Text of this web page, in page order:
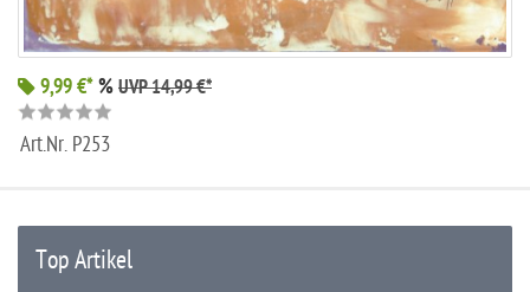
9,99 €*% UVP 14,99 €*
Art.Nr. P253
Top Artikel